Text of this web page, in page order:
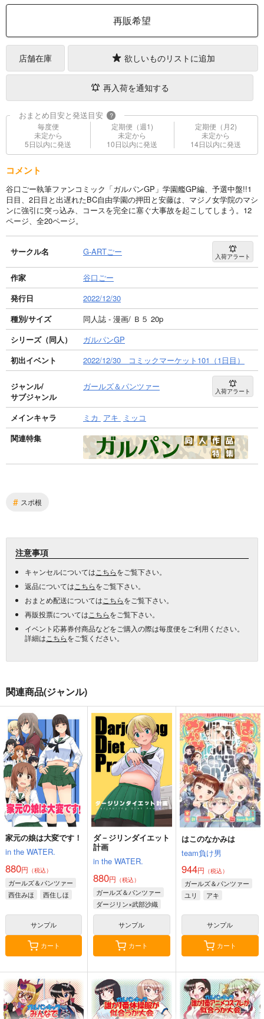
再販希望
店舗在庫 欲しいものリストに追加
再入荷を通知する
おまとめ目安と発送目安 ?
毎度便
未定から
5日以内に発送
定期便（週1)
未定から
10日以内に発送
定期便（月2)
未定から
14日以内に発送
コメント
谷口ごー執筆ファンコミック「ガルパンGP」学園艦GP編、予選中盤!!1
日目、2日目と出遅れたBC自由学園の押田と安藤は、マジノ女学院のマシ
ンに強引に突っ込み、コースを完全に塞ぐ大事故を起こしてしまう。12
ページ、全20ページ。
サークル名 G-ARTごー 入荷アラート
作家
谷口ごー
発行日
2022/12/30
種別/サイズ
同人誌 - 漫画/ Ｂ５ 20p
シリーズ（同人）
ガルパンGP
初出イベント
2022/12/30 コミックマーケット101（1日目）
ジャンル/
サブジャンル
ガールズ＆パンツァー 入荷アラート
メインキャラ ミカ アキ
ミッコ
関連特集
# スポ根
注意事項
キャンセルについては こちらをご覧下さい。
返品については こちらをご覧下さい。
おまとめ配送については こちらをご覧下さい。
再販投票については こちらをご覧下さい。
イベント応募券付商品などをご購入の際は毎度便をご利用ください。
詳細は こちらをご覧ください。
関連商品(ジャンル)
家元の娘は大変です！
in the WATER.
880円 （税込）
ガールズ＆パンツァー
西住みほ
西住しほ
サンプル
カート
ダ－ジリンダイエット
計画
in the WATER.
880円 （税込）
ガールズ＆パンツァー
ダージリン×武部沙織
サンプル
カート
はこのなかみは
team負け男
944円 （税込）
ガールズ＆パンツァー
ユリ
アキ
サンプル
カート